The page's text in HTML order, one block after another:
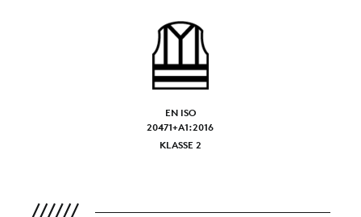
EN ISO
20471+A1:2016
KLASSE 2